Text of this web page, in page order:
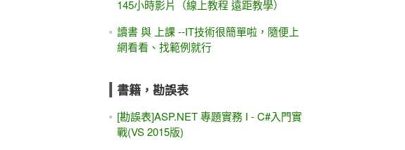
145小時影片（線上教程 遠距教學）
讀書 與 上課 --IT技術很簡單啦，隨便上
網看看、找範例就行
書籍，勘誤表
[勘誤表]ASP.NET 專題實務 I - C#入門實
戰(VS 2015版)